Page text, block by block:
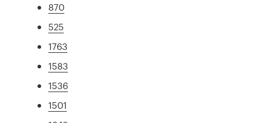
870
525
1763
1583
1536
1501